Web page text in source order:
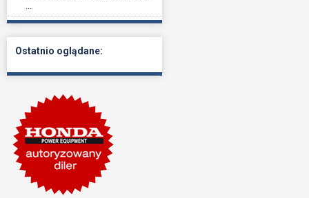
...
Ostatnio oglądane: